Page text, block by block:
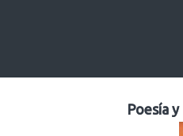
Poesía